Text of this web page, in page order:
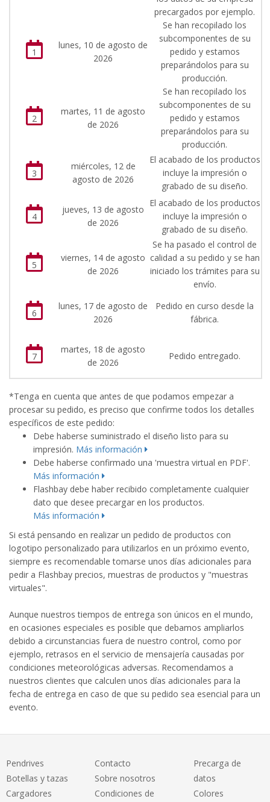
precargados por ejemplo.
1
lunes, 10 de agosto de
2026
Se han recopilado los
subcomponentes de su
pedido y estamos
preparándolos para su
producción.
2
martes, 11 de agosto
de 2026
Se han recopilado los
subcomponentes de su
pedido y estamos
preparándolos para su
producción.
3
miércoles, 12 de
agosto de 2026
El acabado de los productos
incluye la impresión o
grabado de su diseño.
4
jueves, 13 de agosto
de 2026
El acabado de los productos
incluye la impresión o
grabado de su diseño.
5
viernes, 14 de agosto
de 2026
Se ha pasado el control de
calidad a su pedido y se han
iniciado los trámites para su
envío.
6
lunes, 17 de agosto de
2026
Pedido en curso desde la
fábrica.
7
martes, 18 de agosto
de 2026
Pedido entregado.
*Tenga en cuenta que antes de que podamos empezar a
procesar su pedido, es preciso que confirme todos los detalles
específicos de este pedido:
Debe haberse suministrado el diseño listo para su
impresión. Más información
Debe haberse confirmado una 'muestra virtual en PDF'.
Más información
Flashbay debe haber recibido completamente cualquier
dato que desee precargar en los productos.
Más información
Si está pensando en realizar un pedido de productos con
logotipo personalizado para utilizarlos en un próximo evento,
siempre es recomendable tomarse unos días adicionales para
pedir a Flashbay precios, muestras de productos y "muestras
virtuales".
Aunque nuestros tiempos de entrega son únicos en el mundo,
en ocasiones especiales es posible que debamos ampliarlos
debido a circunstancias fuera de nuestro control, como por
ejemplo, retrasos en el servicio de mensajería causadas por
condiciones meteorológicas adversas. Recomendamos a
nuestros clientes que calculen unos días adicionales para la
fecha de entrega en caso de que su pedido sea esencial para un
evento.
Pendrives
Botellas y tazas
Cargadores
Contacto
Sobre nosotros
Condiciones de
Precarga de
datos
Colores